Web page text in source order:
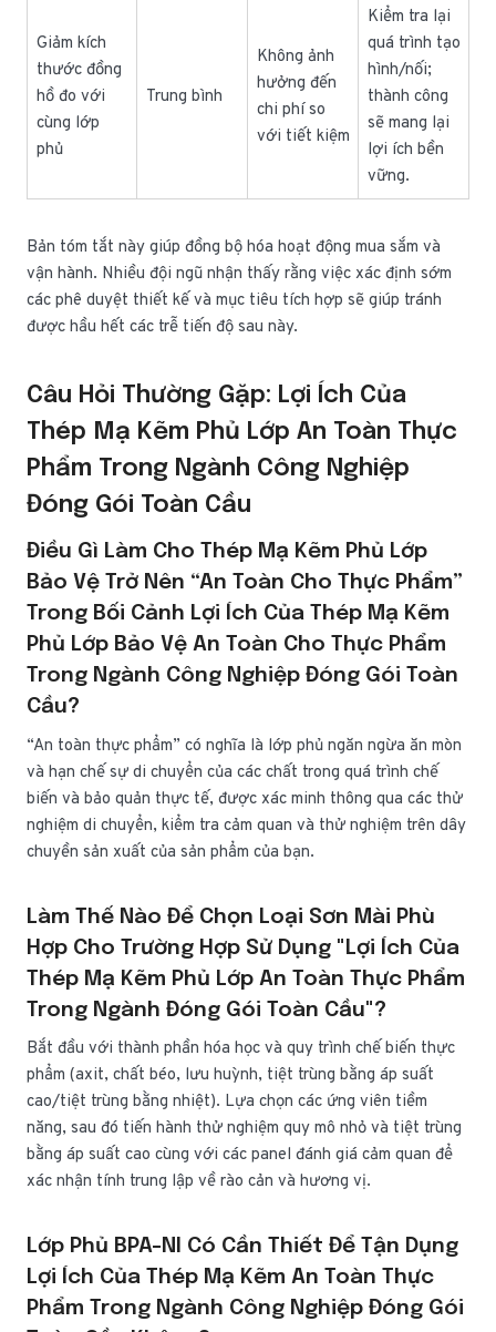
Giảm kích
thước đồng
hồ đo với
cùng lớp
phủ
Trung bình
Không ảnh
hưởng đến
chi phí so
với tiết kiệm
Kiểm tra lại
quá trình tạo
hình/nối;
thành công
sẽ mang lại
lợi ích bền
vững.
Bản tóm tắt này giúp đồng bộ hóa hoạt động mua sắm và
vận hành. Nhiều đội ngũ nhận thấy rằng việc xác định sớm
các phê duyệt thiết kế và mục tiêu tích hợp sẽ giúp tránh
được hầu hết các trễ tiến độ sau này.
Câu Hỏi Thường Gặp: Lợi Ích Của
Thép Mạ Kẽm Phủ Lớp An Toàn Thực
Phẩm Trong Ngành Công Nghiệp
Đóng Gói Toàn Cầu
Điều Gì Làm Cho Thép Mạ Kẽm Phủ Lớp
Bảo Vệ Trở Nên “an Toàn Cho Thực Phẩm”
Trong Bối Cảnh Lợi Ích Của Thép Mạ Kẽm
Phủ Lớp Bảo Vệ An Toàn Cho Thực Phẩm
Trong Ngành Công Nghiệp Đóng Gói Toàn
Cầu?
“An toàn thực phẩm” có nghĩa là lớp phủ ngăn ngừa ăn mòn
và hạn chế sự di chuyển của các chất trong quá trình chế
biến và bảo quản thực tế, được xác minh thông qua các thử
nghiệm di chuyển, kiểm tra cảm quan và thử nghiệm trên dây
chuyền sản xuất của sản phẩm của bạn.
Làm Thế Nào Để Chọn Loại Sơn Mài Phù
Hợp Cho Trường Hợp Sử Dụng "Lợi Ích Của
Thép Mạ Kẽm Phủ Lớp An Toàn Thực Phẩm
Trong Ngành Đóng Gói Toàn Cầu"?
Bắt đầu với thành phần hóa học và quy trình chế biến thực
phẩm (axit, chất béo, lưu huỳnh, tiệt trùng bằng áp suất
cao/tiệt trùng bằng nhiệt). Lựa chọn các ứng viên tiềm
năng, sau đó tiến hành thử nghiệm quy mô nhỏ và tiệt trùng
bằng áp suất cao cùng với các panel đánh giá cảm quan để
xác nhận tính trung lập về rào cản và hương vị.
Lớp Phủ BPA-NI Có Cần Thiết Để Tận Dụng
Lợi Ích Của Thép Mạ Kẽm An Toàn Thực
Phẩm Trong Ngành Công Nghiệp Đóng Gói